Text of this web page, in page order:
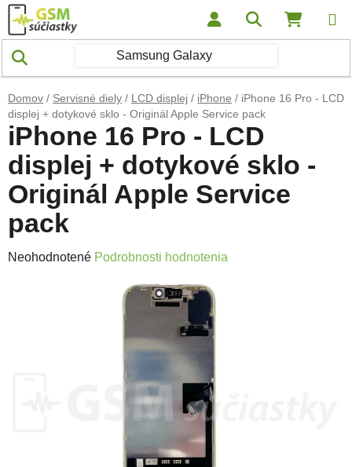
Prejsť na obsah Hľadať
Domov / Servisné diely / LCD displej / iPhone / iPhone 16 Pro - LCD
displej + dotykové sklo - Originál Apple Service pack
iPhone 16 Pro - LCD
displej + dotykové sklo -
Originál Apple Service
pack
Priemerné hodnotenie produktu je 0,0 z 5 hviezdičiek.
Neohodnotené Podrobnosti hodnotenia